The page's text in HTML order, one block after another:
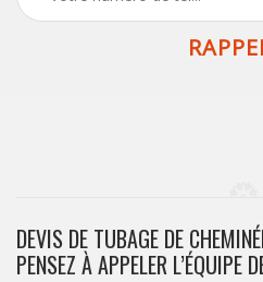
DEVIS DE TUBAGE DE
PENSEZ À APPELER L’ÉQUIPE